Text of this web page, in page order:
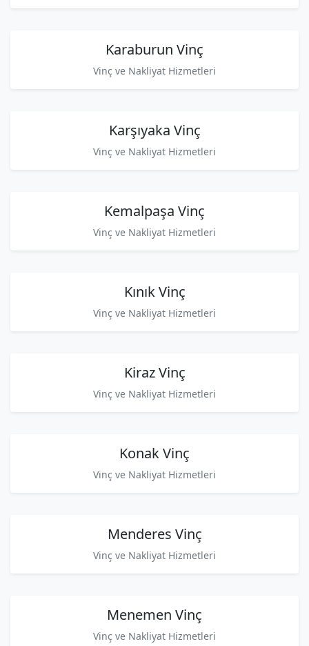
Karaburun Vinç
Vinç ve Nakliyat Hizmetleri
Karşıyaka Vinç
Vinç ve Nakliyat Hizmetleri
Kemalpaşa Vinç
Vinç ve Nakliyat Hizmetleri
Kınık Vinç
Vinç ve Nakliyat Hizmetleri
Kiraz Vinç
Vinç ve Nakliyat Hizmetleri
Konak Vinç
Vinç ve Nakliyat Hizmetleri
Menderes Vinç
Vinç ve Nakliyat Hizmetleri
Menemen Vinç
Vinç ve Nakliyat Hizmetleri